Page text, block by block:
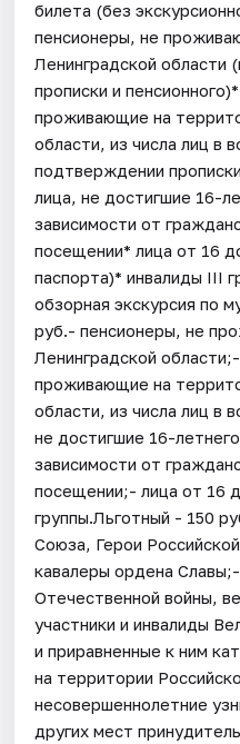
билета (без
пенсионеры, не
Ленинградской области
прописки и
проживающие на
области, из числа лиц в
подтверждении
лица, не достигшие 16-
зависимости от
посещении* лица от 16
паспорта)* инвалиды III
обзорная экскурсия по
руб.- пенсионеры, не
Ленинградской
проживающие на
области, из числа лиц в
не достигшие 16-
зависимости от
посещении;- лица от 16
группы.Льготный - 150
Союза, Герои
кавалеры ордена
Отечественной войны,
участники и инвалиды
и приравненные к ним
на территории
несовершеннолетние
других мест